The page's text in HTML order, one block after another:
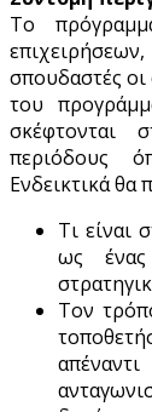
To
σπουδαστές οι
του
σκέφτονται
περιόδους
Ενδεικτικά θα
Τι είναι
ως ένας
Τον